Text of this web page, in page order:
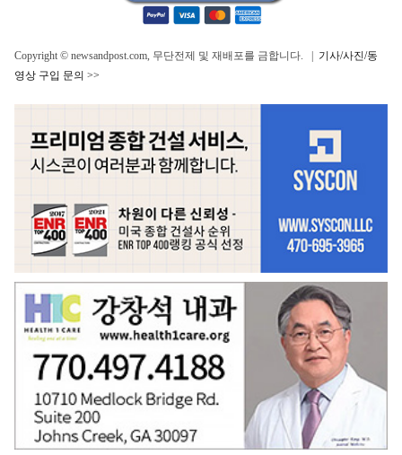
Copyright © newsandpost.com, 무단전제 및 재배포를 금합니다. | 기사/사진/동
영상 구입 문의 >>